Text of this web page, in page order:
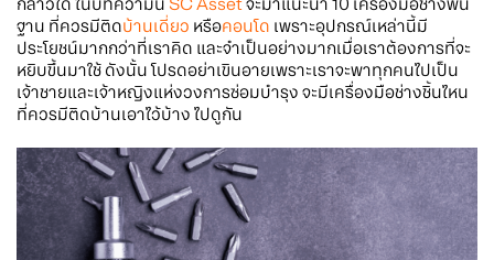
ฐาน ที่ควรมีติดบ้านเดี่ยว หรือคอนโด เพราะอุปกรณ์เหล่านี้มี
ประโยชน์มากกว่าที่เราคิด และจำเป็นอย่างมากเมื่อเราต้องการที่จะ
หยิบขึ้นมาใช้ ดังนั้น โปรดอย่าเขินอายเพราะเราจะพาทุกคนไปเป็น
เจ้าชายและเจ้าหญิงแห่งวงการซ่อมบำรุง จะมีเครื่องมือช่างชิ้นไหน
ที่ควรมีติดบ้านเอาไว้บ้าง ไปดูกัน